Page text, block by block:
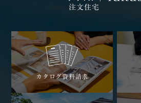
注文住宅
カタログ資料請求